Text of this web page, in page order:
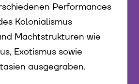
Performances
Kolonialismus
Machtstrukturen wie
Exotismus sowie
ausgegraben.